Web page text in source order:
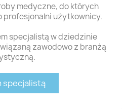
medyczne, do których
profesjonalni użytkownicy.
specjalistą w dziedzinie
zawodowo z branżą
specjalistą
290,51 zł